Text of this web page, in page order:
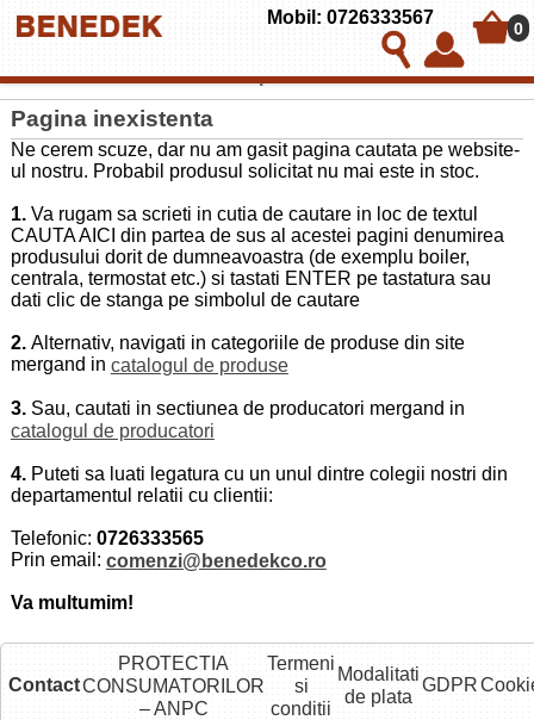
Mobil: 0726333567
0
Politica de utilizare cookies pe BENEDEK & CO SRL
Pagina inexistenta
Ne cerem scuze, dar nu am gasit pagina cautata pe website-
ul nostru. Probabil produsul solicitat nu mai este in stoc.
1. Va rugam sa scrieti in cutia de cautare in loc de textul
CAUTA AICI din partea de sus al acestei pagini denumirea
produsului dorit de dumneavoastra (de exemplu boiler,
centrala, termostat etc.) si tastati ENTER pe tastatura sau
dati clic de stanga pe simbolul de cautare
2. Alternativ, navigati in categoriile de produse din site
mergand in catalogul de produse
3. Sau, cautati in sectiunea de producatori mergand in
catalogul de producatori
4. Puteti sa luati legatura cu un unul dintre colegii nostri din
departamentul relatii cu clientii:
Telefonic: 0726333565
Prin email: comenzi@benedekco.ro
Va multumim!
Contact
PROTECTIA
CONSUMATORILOR
– ANPC
Termeni
si
conditii
Modalitati
de plata
GDPR